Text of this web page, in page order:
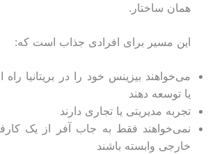
همان ساختار.
این مسیر برای افرادی جذاب است که:
می‌خواهند بیزینس خود را در بریتانیا راه
یا توسعه دهند
تجربه مدیریتی یا تجاری دارند
نمی‌خواهند فقط به جاب آفر از یک
خارجی وابسته باشند